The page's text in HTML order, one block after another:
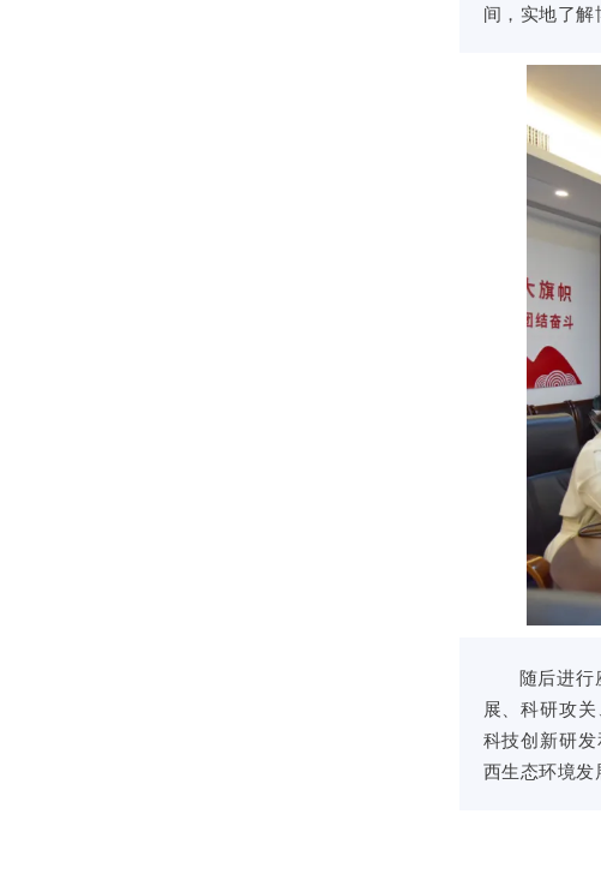
间，实地了解
随后进
展、科研攻
科技创新研
西生态环境发